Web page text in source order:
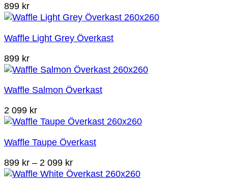
899 kr
Waffle Light Grey Överkast
899 kr
Waffle Salmon Överkast
2 099 kr
Waffle Taupe Överkast
899 kr – 2 099 krPrisintervall:
899 kr